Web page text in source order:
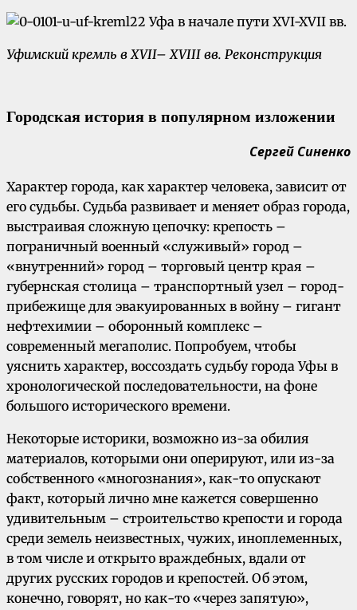
Уфимский кремль в XVII– XVIII вв. Реконструкция
Городская история в популярном изложении
Сергей Синенко
Характер города, как характер человека, зависит от
его судьбы. Судьба развивает и меняет образ города,
выстраивая сложную цепочку: крепость –
пограничный военный «служивый» город –
«внутренний» город – торговый центр края –
губернская столица – транспортный узел – город-
прибежище для эвакуированных в войну – гигант
нефтехимии – оборонный комплекс –
современный мегаполис. Попробуем, чтобы
уяснить характер, воссоздать судьбу города Уфы в
хронологической последовательности, на фоне
большого исторического времени.
Некоторые историки, возможно из-за обилия
материалов, которыми они оперируют, или из-за
собственного «многознания», как-то опускают
факт, который лично мне кажется совершенно
удивительным – строительство крепости и города
среди земель неизвестных, чужих, иноплеменных,
в том числе и открыто враждебных, вдали от
других русских городов и крепостей. Об этом,
конечно, говорят, но как-то «через запятую»,